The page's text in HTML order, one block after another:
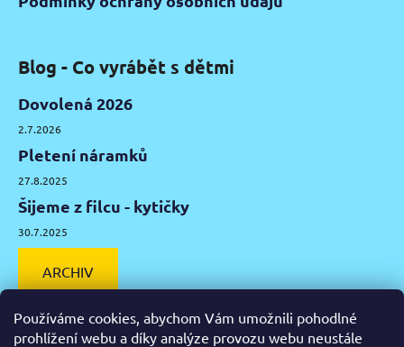
Používáme cookies, abychom Vám umožnili pohodlné
prohlížení webu a díky analýze provozu webu neustále
Blog - Co vyrábět s dětmi
Dovolená 2026
2.7.2026
Pletení náramků
27.8.2025
Šijeme z filcu - kytičky
30.7.2025
ARCHIV